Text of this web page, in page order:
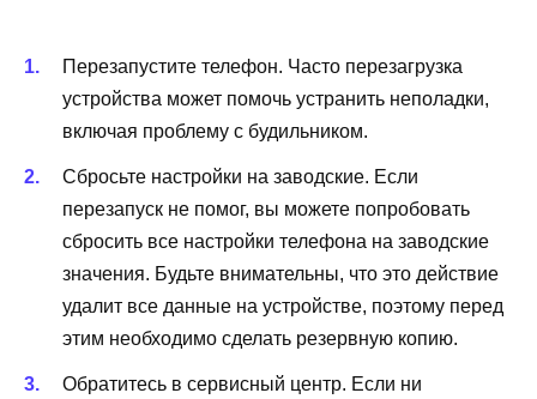
Перезапустите телефон. Часто перезагрузка
устройства может помочь устранить неполадки,
включая проблему с будильником.
Сбросьте настройки на заводские. Если
перезапуск не помог, вы можете попробовать
сбросить все настройки телефона на заводские
значения. Будьте внимательны, что это действие
удалит все данные на устройстве, поэтому перед
этим необходимо сделать резервную копию.
Обратитесь в сервисный центр. Если ни